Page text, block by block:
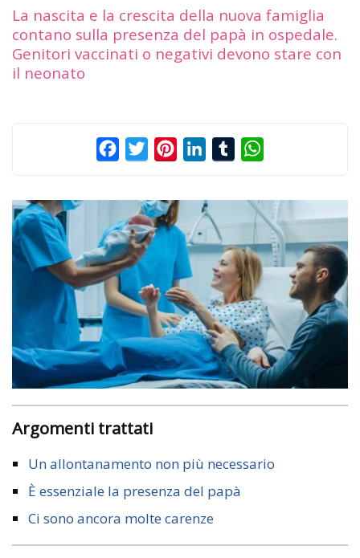
La nascita e la crescita della nuova famiglia
contano sulla presenza del papà in ospedale.
Genitori vaccinati o negativi devono stare con
il neonato
FacebookTwitterPinterestLinkedInTumblr
Argomenti trattati
Un allontanamento non più necessario
È essenziale la presenza del papà
Ci sono ancora molte carenze